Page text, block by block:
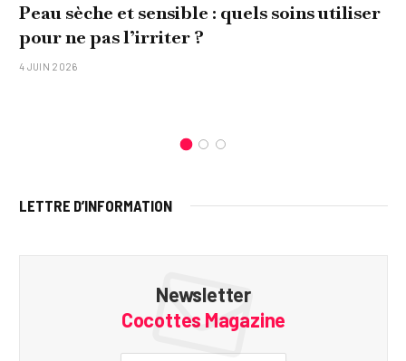
Peau sèche et sensible : quels soins utiliser
pour ne pas l’irriter ?
4 JUIN 2026
LETTRE D’INFORMATION
Newsletter
Cocottes Magazine